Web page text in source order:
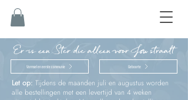
Er is een Ster die alleen voor Jou straalt
Vormsel en eerste communie Geboorte
Let op: Tijdens de maanden juli en augustus worden
alle bestellingen met een levertijd van 4 weken